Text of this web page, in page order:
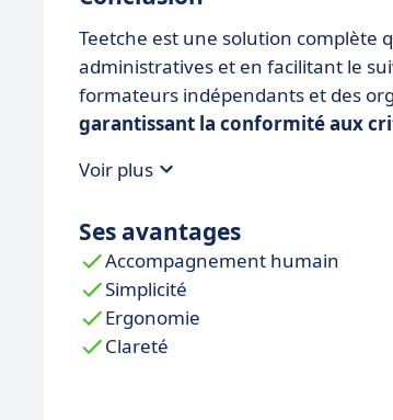
Teetche est une solution complète
administratives et en facilitant le
formateurs indépendants et des
garantissant la conformité aux
Voir plus
Ses avantages
Accompagnement humain
Simplicité
Ergonomie
Clareté